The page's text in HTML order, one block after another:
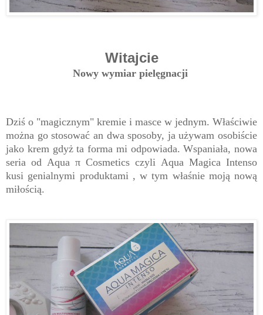
Witajcie
Nowy wymiar pielęgnacji
Dziś o "magicznym" kremie i masce w jednym. Właściwie
można go stosować an dwa sposoby, ja używam osobiście
jako krem gdyż ta forma mi odpowiada. Wspaniała, nowa
seria od Aqua π Cosmetics czyli Aqua Magica Intenso
kusi genialnymi produktami , w tym właśnie moją nową
miłością.